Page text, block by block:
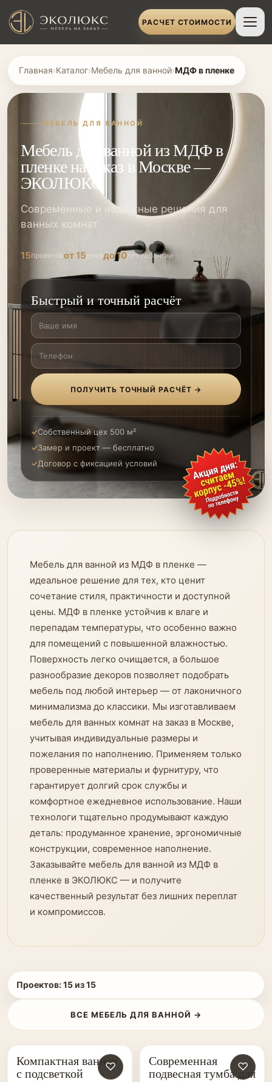
РАСЧЕТ СТОИМОСТИ
Главная›Каталог›Мебель для ванной›МДФ в пленке
МЕБЕЛЬ ДЛЯ ВАННОЙ
Мебель для ванной из МДФ в
пленке на заказ в Москве —
ЭКОЛЮКС
Современные и надежные решения для
ванных комнат
15проектовот 15 днейдо 10лет гарантии
Быстрый и точный расчёт
ПОЛУЧИТЬ ТОЧНЫЙ РАСЧЁТ →
Собственный цех 500 м²
Замер и проект — бесплатно
Договор с фиксацией условий
Мебель для ванной из МДФ в пленке —
идеальное решение для тех, кто ценит
сочетание стиля, практичности и доступной
цены. МДФ в пленке устойчив к влаге и
перепадам температуры, что особенно важно
для помещений с повышенной влажностью.
Поверхность легко очищается, а большое
разнообразие декоров позволяет подобрать
мебель под любой интерьер — от лаконичного
минимализма до классики. Мы изготавливаем
мебель для ванных комнат на заказ в Москве,
учитывая индивидуальные размеры и
пожелания по наполнению. Применяем только
проверенные материалы и фурнитуру, что
гарантирует долгий срок службы и
комфортное ежедневное использование. Наши
технологи тщательно продумывают каждую
деталь: продуманное хранение, эргономичные
конструкции, современное наполнение.
Заказывайте мебель для ванной из МДФ в
пленке в ЭКОЛЮКС — и получите
качественный результат без лишних переплат
и компромиссов.
Проектов:15из15
ВСЕ МЕБЕЛЬ ДЛЯ ВАННОЙ →
♡
Компактная ванная
с подсветкой ♡
Современная
подвесная тумба для